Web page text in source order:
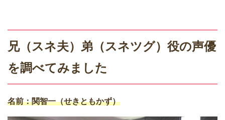
兄（スネ夫）弟（スネツグ）役の声優
を調べてみました
名前：関智一（せきともかず）